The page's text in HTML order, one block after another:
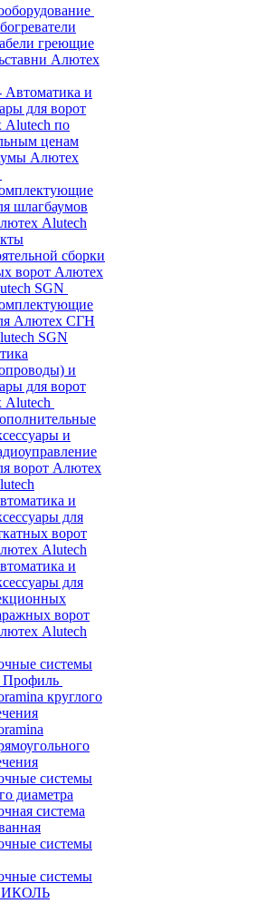
греющие
Алютех
Автоматика и
для ворот
Alutech по
ценам
Алютех
шлагбаумов
Alutech
сборки
ворот Алютех
SGN
Алютех СГН
SGN
и
для ворот
Alutech
и
ворот Алютех
и
для
ворот
Alutech
и
для
ворот
Alutech
системы
Профиль
круглого
системы
диаметра
система
системы
системы